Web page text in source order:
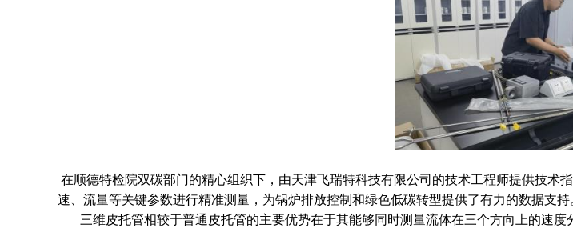
在顺德特检院双碳部门的精心组织下，由天津飞瑞特科技有限公司的技术工程师提供技术
速、流量等关键参数进行精准测量，为锅炉排放控制和绿色低碳转型提供了有力的数据支持
三维皮托管相较于普通皮托管的主要优势在于其能够同时测量流体在三个方向上的速度